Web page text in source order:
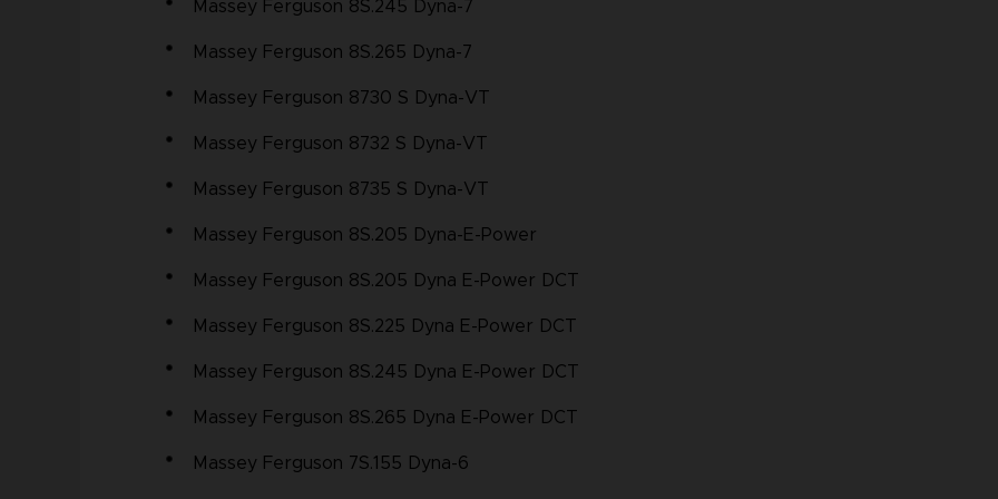
Massey Ferguson 8S.245 Dyna-7
Massey Ferguson 8S.265 Dyna-7
Massey Ferguson 8730 S Dyna-VT
Massey Ferguson 8732 S Dyna-VT
Massey Ferguson 8735 S Dyna-VT
Massey Ferguson 8S.205 Dyna-E-Power
Massey Ferguson 8S.205 Dyna E-Power DCT
Massey Ferguson 8S.225 Dyna E-Power DCT
Massey Ferguson 8S.245 Dyna E-Power DCT
Massey Ferguson 8S.265 Dyna E-Power DCT
Massey Ferguson 7S.155 Dyna-6